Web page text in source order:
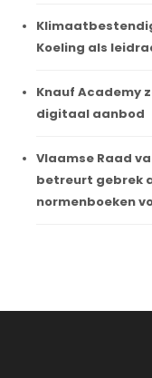
Koeling als
Knauf Academy
digitaal aanbod
Vlaamse Raad
betreurt gebrek
normenboeken